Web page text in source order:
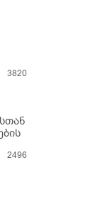
3820
2496